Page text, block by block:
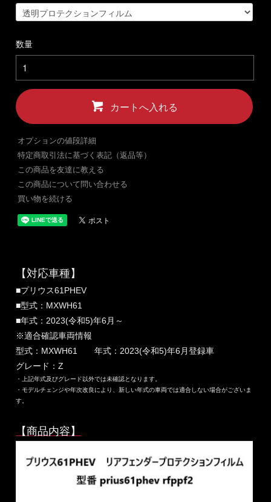
数量
カートへ入れる
オプションの値段詳細
特定商取引法に基づく表記（返品等）
この商品を友達に教える
この商品について問い合わせる
買い物を続ける
【対応車種】
■プリウス61PHEV
■型式：MXWH61
■年式：2023(令和5)年6月～
※適合確認車両情報
型式：MXWH61 年式：2023(令和5)年6月登録車
グレード：Z
・上記年式及びグレード以外では未確認となります。
・モデルチェンジや年次改良により、新しい年式の車両では適合しない場合がございま
す。
【商品内容】